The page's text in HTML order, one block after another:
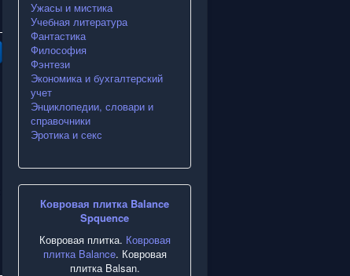
Ужасы и мистика
Учебная литература
Фантастика
Философия
Фэнтези
Экономика и бухгалтерский
учет
Энциклопедии, словари и
справочники
Эротика и секс
Ковровая плитка Balance
Spquence
Ковровая плитка. Ковровая
плитка Balance. Ковровая
плитка Balsan.